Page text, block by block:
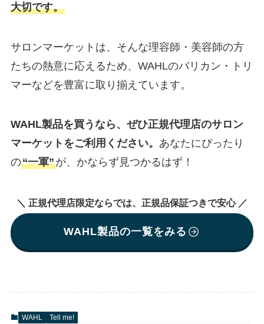
大切です。
サロンマーケットは、そんな理容師・美容師の方
たちの熱意に応えるため、WAHLのバリカン・トリ
マーなどを豊富に取り揃えています。
WAHL製品を買うなら、ぜひ正規代理店のサロン
マーケットをご利用ください。 あなたにぴったり
の“一軍”が、かならず見つかるはず！
＼ 正規代理店限定ならでは、正規品保証つきで安心 ／
WAHL製品の一覧をみる
WAHL
Tell me!